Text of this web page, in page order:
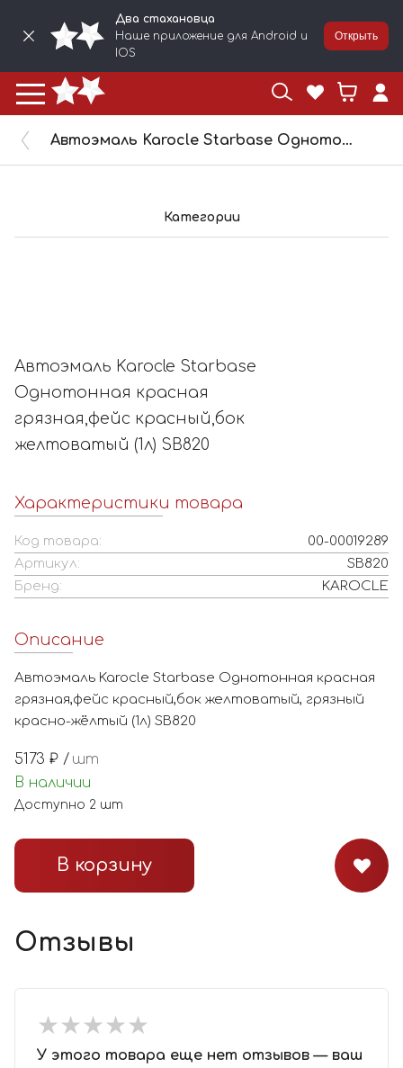
Два стахановца
Наше приложение для Android и
IOS
Открыть
Автоэмаль Karocle Starbase Однотонная красная грязная,фейс красный,бок желтоватый (1л) SB820
Категории
Автоэмаль Karocle Starbase
Однотонная красная
грязная,фейс красный,бок
желтоватый (1л) SB820
Характеристики товара
Код товара:
00-00019289
Артикул:
SB820
Бренд:
KAROCLE
Описание
Автоэмаль Karocle Starbase Однотонная красная
грязная,фейс красный,бок желтоватый, грязный
красно-жёлтый (1л) SB820
5173 ₽ / шт
В наличии
Доступно 2 шт
В корзину
Отзывы
★★★★★
★★★★★
У этого товара еще нет отзывов — ваш